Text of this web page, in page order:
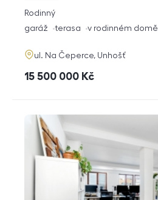
rozměry
dispozice
Rodinný
funkce
garáž terasa v rodinném domě
adresa
ul. Na Čeperce, Unhošť
cena
15 500 000 Kč